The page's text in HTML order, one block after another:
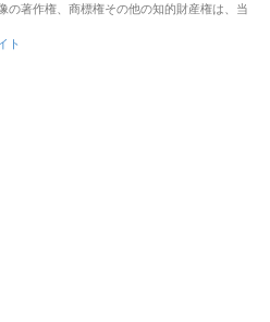
著作権、商標権その他の知的財産権は、当
ト